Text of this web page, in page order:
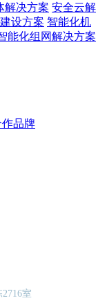
解决方案 安全云解
设方案 智能化机
能化组网解决方案
作品牌
室